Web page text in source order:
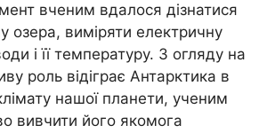
вченим вдалося дізнатися
озера, виміряти електричну
і її температуру. З огляду на
роль відіграє Антарктика в
нашої планети, ученим
вивчити його якомога